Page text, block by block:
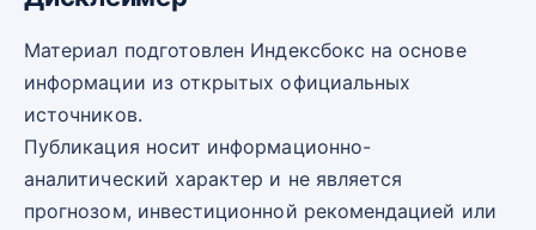
Материал подготовлен Индексбокс на основе
информации из открытых официальных
источников.
Публикация носит информационно-
аналитический характер и не является
прогнозом, инвестиционной рекомендацией или